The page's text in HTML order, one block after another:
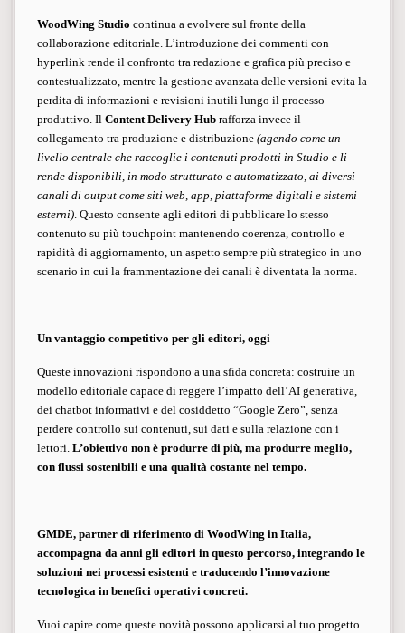
WoodWing Studio continua a evolvere sul fronte della
collaborazione editoriale. L’introduzione dei commenti con
hyperlink rende il confronto tra redazione e grafica più preciso e
contestualizzato, mentre la gestione avanzata delle versioni evita la
perdita di informazioni e revisioni inutili lungo il processo
produttivo. Il Content Delivery Hub rafforza invece il
collegamento tra produzione e distribuzione (agendo come un
livello centrale che raccoglie i contenuti prodotti in Studio e li
rende disponibili, in modo strutturato e automatizzato, ai diversi
canali di output come siti web, app, piattaforme digitali e sistemi
esterni). Questo consente agli editori di pubblicare lo stesso
contenuto su più touchpoint mantenendo coerenza, controllo e
rapidità di aggiornamento, un aspetto sempre più strategico in uno
scenario in cui la frammentazione dei canali è diventata la norma.
Un vantaggio competitivo per gli editori, oggi
Queste innovazioni rispondono a una sfida concreta: costruire un
modello editoriale capace di reggere l’impatto dell’AI generativa,
dei chatbot informativi e del cosiddetto “Google Zero”, senza
perdere controllo sui contenuti, sui dati e sulla relazione con i
lettori. L’obiettivo non è produrre di più, ma produrre meglio,
con flussi sostenibili e una qualità costante nel tempo.
GMDE, partner di riferimento di WoodWing in Italia,
accompagna da anni gli editori in questo percorso, integrando le
soluzioni nei processi esistenti e traducendo l’innovazione
tecnologica in benefici operativi concreti.
Vuoi capire come queste novità possono applicarsi al tuo progetto